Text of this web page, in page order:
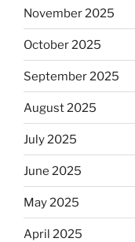
November 2025
October 2025
September 2025
August 2025
July 2025
June 2025
May 2025
April 2025